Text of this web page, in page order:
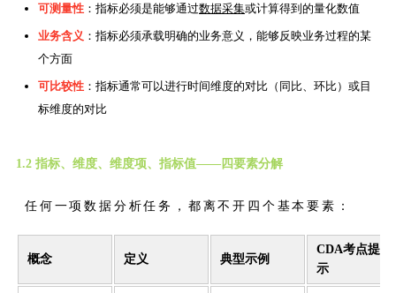
可测量性 ：指标必须是能够通过数据采集或计算得到的量化数值
业务含义 ：指标必须承载明确的业务意义，能够反映业务过程的某
个方面
可比较性 ：指标通常可以进行时间维度的对比（同比、环比）或目
标维度的对比
1.2 指标、维度、维度项、指标值——四要素分解
任何一项数据分析任务，都离不开四个基本要素：
概念 定义 典型示例
CDA考点提
示